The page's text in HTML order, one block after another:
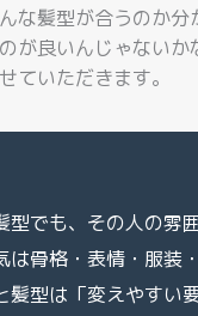
んな髪型が合うのか
が良いんじゃない
ていただきます。
型でも、その人の雰
は骨格・表情・服装
髪型は「変えやすい